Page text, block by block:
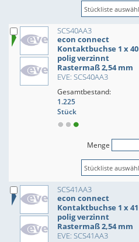
SCS40AA3
econ connect
Kontaktbuchse 1 x 40
polig verzinnt
Rastermaß 2,54 mm
EVE: SCS40AA3
Gesamtbestand:
1.225
Stück
Menge
SCS41AA3
econ connect
Kontaktbuchse 1 x 41
polig verzinnt
Rastermaß 2,54 mm
EVE: SCS41AA3